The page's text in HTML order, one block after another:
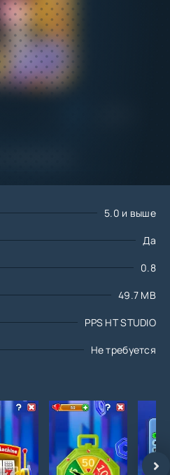
5.0 и выше
Да
0.8
49.7 MB
PPS HT STUDIO
Не требуется